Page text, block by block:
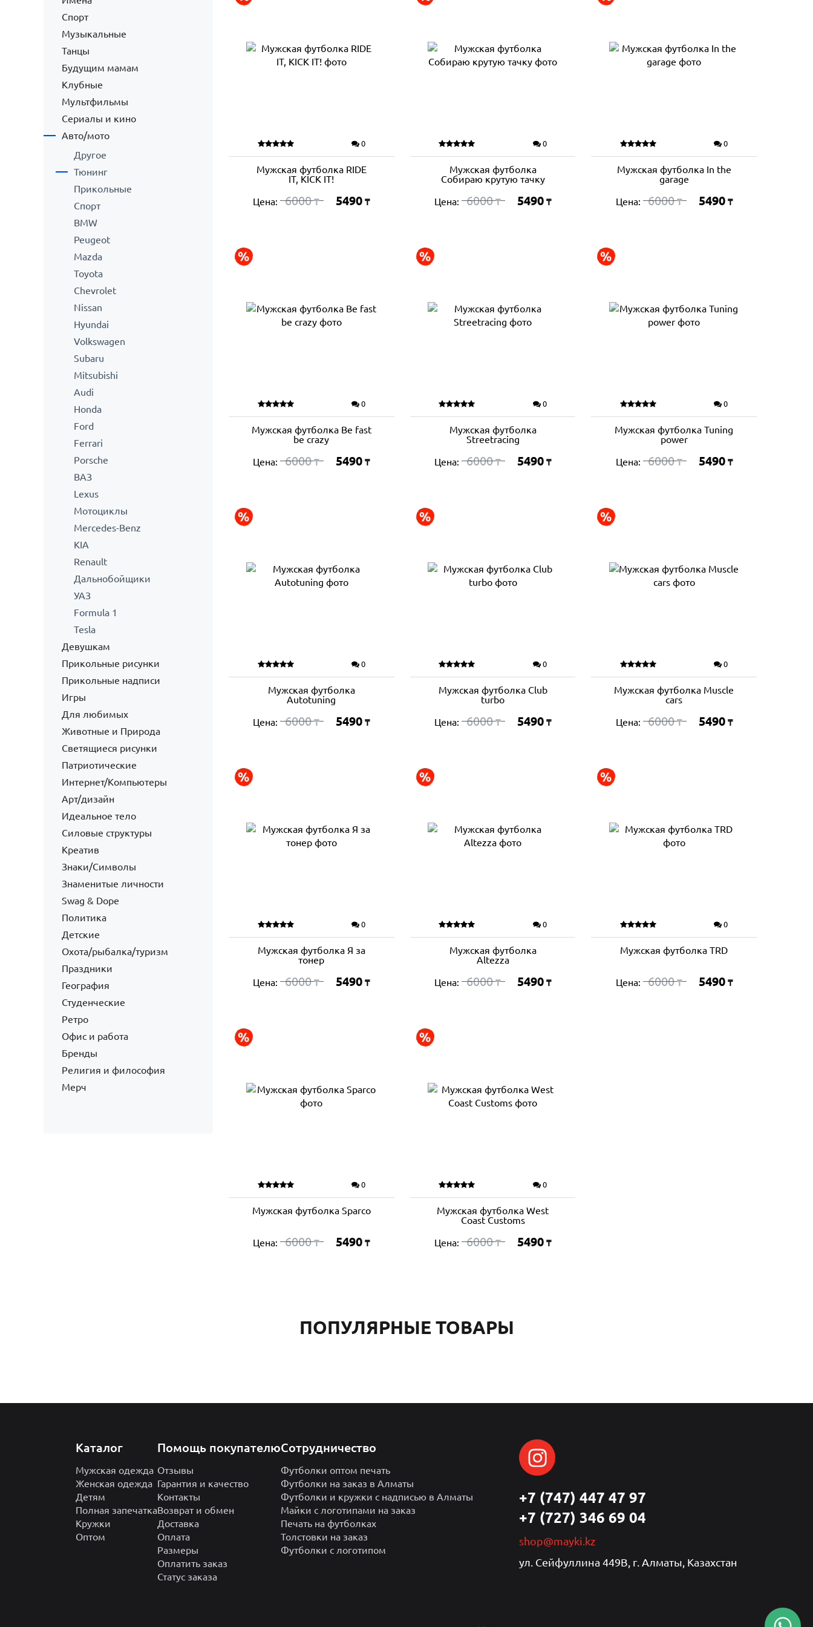
Спорт
Музыкальные
Танцы
Будущим мамам
Клубные
Мультфильмы
Сериалы и кино
Авто/мото
Другое
Тюнинг
Прикольные
Спорт
BMW
Peugeot
Mazda
Toyota
Сhevrolet
Nissan
Hyundai
Volkswagen
Subaru
Mitsubishi
Audi
Honda
Ford
Ferrari
Porsche
ВАЗ
Lexus
Мотоциклы
Mercedes-Benz
KIA
Renault
Дальнобойщики
УАЗ
Formula 1
Tesla
Девушкам
Прикольные рисунки
Прикольные надписи
Игры
Для любимых
Животные и Природа
Светящиеся рисунки
Патриотические
Интернет/Компьютеры
Арт/дизайн
Идеальное тело
Силовые структуры
Креатив
Знаки/Символы
Знаменитые личности
Swag & Dope
Политика
Детские
Охота/рыбалка/туризм
Праздники
География
Студенческие
Ретро
Офис и работа
Бренды
Религия и философия
Мерч
0
Мужская футболка RIDE
IT, KICK IT!
Цена: 6000₸ 5490 ₸
0
Мужская футболка
Собираю крутую тачку
Цена: 6000₸ 5490 ₸
0
Мужская футболка In the
garage
Цена: 6000₸ 5490 ₸
0
Мужская футболка Be fast
be crazy
Цена: 6000₸ 5490 ₸
0
Мужская футболка
Streetracing
Цена: 6000₸ 5490 ₸
0
Мужская футболка Tuning
power
Цена: 6000₸ 5490 ₸
0
Мужская футболка
Autotuning
Цена: 6000₸ 5490 ₸
0
Мужская футболка Club
turbo
Цена: 6000₸ 5490 ₸
0
Мужская футболка Muscle
cars
Цена: 6000₸ 5490 ₸
0
Мужская футболка Я за
тонер
Цена: 6000₸ 5490 ₸
0
Мужская футболка
Altezza
Цена: 6000₸ 5490 ₸
0
Мужская футболка TRD
Цена: 6000₸ 5490 ₸
0
Мужская футболка Sparco
Цена: 6000₸ 5490 ₸
0
Мужская футболка West
Coast Customs
Цена: 6000₸ 5490 ₸
ПОПУЛЯРНЫЕ ТОВАРЫ
Каталог
Мужская одежда
Женская одежда
Детям
Полная запечатка
Кружки
Оптом
Помощь покупателю
Отзывы
Гарантия и качество
Контакты
Возврат и обмен
Доставка
Оплата
Размеры
Оплатить заказ
Статус заказа
Сотрудничество
Футболки оптом печать
Футболки на заказ в Алматы
Футболки и кружки с надписью в Алматы
Майки с логотипами на заказ
Печать на футболках
Толстовки на заказ
Футболки с логотипом
+7 (747) 447 47 97
+7 (727) 346 69 04
shop@mayki.kz
ул. Сейфуллина 449В, г. Алматы, Казахстан